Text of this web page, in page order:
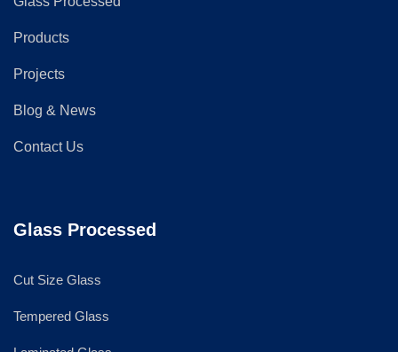
Products
Projects
Blog & News
Contact Us
Glass Processed
Cut Size Glass
Tempered Glass